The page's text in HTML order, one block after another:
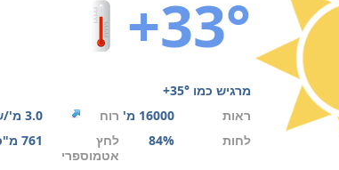
+33°
מרגיש כמו +35°
ראות
16000 מ' רוח
3.0 מ'/ש'
לחות
84%
לחץ
אטמוספרי
761 מ"כ